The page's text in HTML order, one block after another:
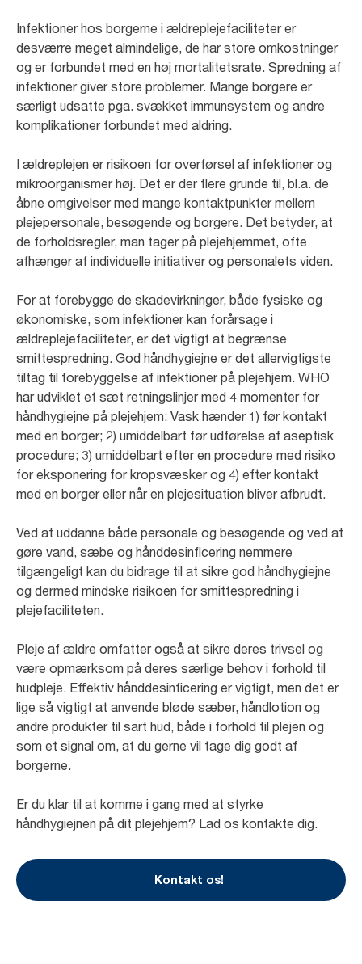
Infektioner hos borgerne i ældreplejefaciliteter er
desværre meget almindelige, de har store omkostninger
og er forbundet med en høj mortalitetsrate. Spredning af
infektioner giver store problemer. Mange borgere er
særligt udsatte pga. svækket immunsystem og andre
komplikationer forbundet med aldring.
I ældreplejen er risikoen for overførsel af infektioner og
mikroorganismer høj. Det er der flere grunde til, bl.a. de
åbne omgivelser med mange kontaktpunkter mellem
plejepersonale, besøgende og borgere. Det betyder, at
de forholdsregler, man tager på plejehjemmet, ofte
afhænger af individuelle initiativer og personalets viden.
For at forebygge de skadevirkninger, både fysiske og
økonomiske, som infektioner kan forårsage i
ældreplejefaciliteter, er det vigtigt at begrænse
smittespredning. God håndhygiejne er det allervigtigste
tiltag til forebyggelse af infektioner på plejehjem. WHO
har udviklet et sæt retningslinjer med 4 momenter for
håndhygiejne på plejehjem: Vask hænder 1) før kontakt
med en borger; 2) umiddelbart før udførelse af aseptisk
procedure; 3) umiddelbart efter en procedure med risiko
for eksponering for kropsvæsker og 4) efter kontakt
med en borger eller når en plejesituation bliver afbrudt.
Ved at uddanne både personale og besøgende og ved at
gøre vand, sæbe og hånddesinficering nemmere
tilgængeligt kan du bidrage til at sikre god håndhygiejne
og dermed mindske risikoen for smittespredning i
plejefaciliteten.
Pleje af ældre omfatter også at sikre deres trivsel og
være opmærksom på deres særlige behov i forhold til
hudpleje. Effektiv hånddesinficering er vigtigt, men det er
lige så vigtigt at anvende bløde sæber, håndlotion og
andre produkter til sart hud, både i forhold til plejen og
som et signal om, at du gerne vil tage dig godt af
borgerne.
Er du klar til at komme i gang med at styrke
håndhygiejnen på dit plejehjem? Lad os kontakte dig.
Kontakt os!